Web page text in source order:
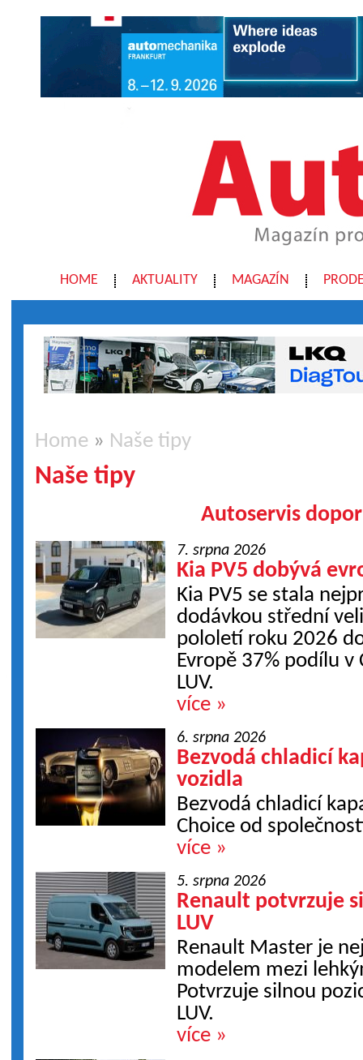
HOME AKTUALITY MAGAZÍN
Home » Naše tipy
Naše tipy
Autoservis
7. srpna 2026
Kia PV5 dobývá
Kia PV5 se stala
dodávkou střední
pololetí roku 2026
Evropě 37% podílu
LUV.
více »
6. srpna 2026
Bezvodá chladicí
vozidla
Bezvodá chladicí
Choice od
více »
5. srpna 2026
Renault potvrzuje
LUV
Renault Master je
modelem mezi
Potvrzuje silnou
LUV.
více »